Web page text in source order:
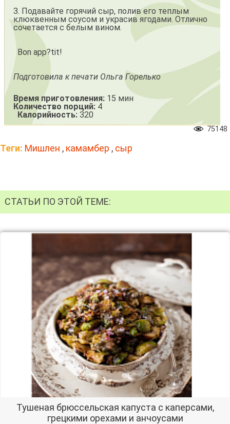
3. Подавайте горячий сыр, полив его теплым
клюквенным соусом и украсив ягодами. Отлично
сочетается с белым вином.
Bon app?tit!
Подготовила к печати Ольга Горелько
Время приготовления: 15 мин
Количество порций: 4
Калорийность:320
75148
Теги: Мишлен , камамбер , сыр
СТАТЬИ ПО ЭТОЙ ТЕМЕ:
Тушеная брюссельская капуста с каперсами,
грецкими орехами и анчоусами